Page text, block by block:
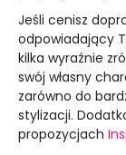
Jeśli cenisz
odpowiadający
kilka wyraźnie
swój własny
zarówno do
stylizacji.
propozycjach